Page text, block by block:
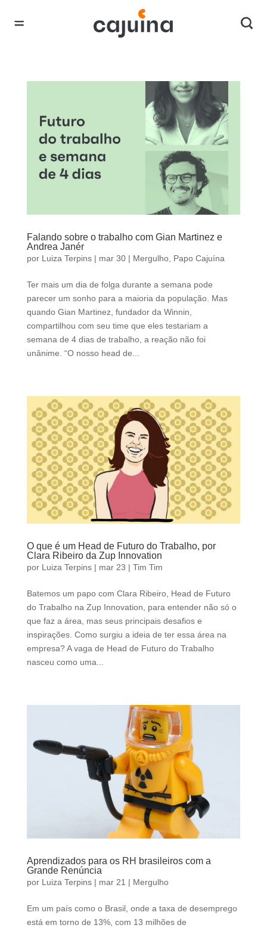
Falando sobre o trabalho com Gian Martinez e
Andrea Janér
por Luiza Terpins| mar 30| Mergulho, Papo Cajuína
Ter mais um dia de folga durante a semana pode
parecer um sonho para a maioria da população. Mas
quando Gian Martinez, fundador da Winnin,
compartilhou com seu time que eles testariam a
semana de 4 dias de trabalho, a reação não foi
unânime. “O nosso head de...
O que é um Head de Futuro do Trabalho, por
Clara Ribeiro da Zup Innovation
por Luiza Terpins| mar 23 | Tim Tim
Batemos um papo com Clara Ribeiro, Head de Futuro
do Trabalho na Zup Innovation, para entender não só o
que faz a área, mas seus principais desafios e
inspirações. Como surgiu a ideia de ter essa área na
empresa? A vaga de Head de Futuro do Trabalho
nasceu como uma...
Aprendizados para os RH brasileiros com a
Grande Renúncia
por Luiza Terpins| mar 21 | Mergulho
Em um país como o Brasil, onde a taxa de desemprego
está em torno de 13%, com 13 milhões de